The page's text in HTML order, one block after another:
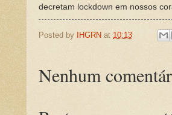
decretam lockdown em nossos
Posted by IHGRN at 10:13
Nenhum